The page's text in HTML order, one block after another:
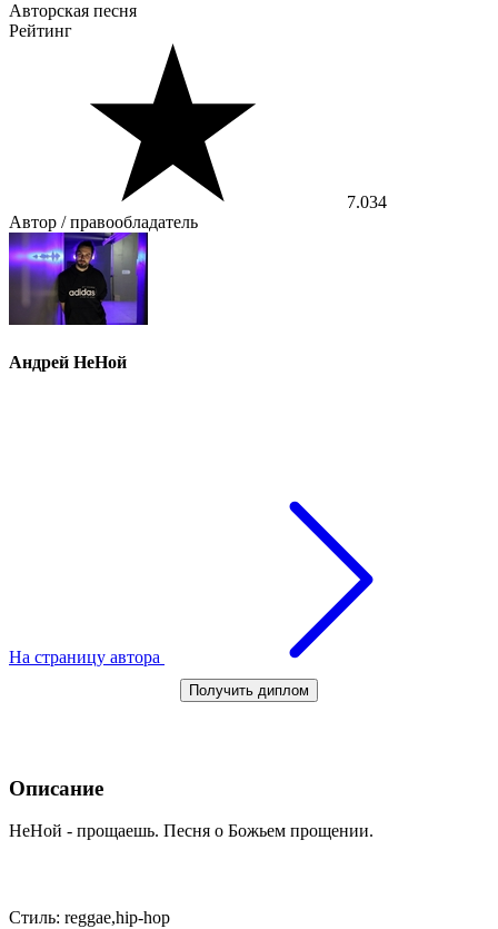
Авторская песня
Рейтинг
7.034
Автор / правообладатель
Андрей НеНой
На страницу автора
Получить диплом
Описание
НеНой - прощаешь. Песня о Божьем прощении.
Стиль: reggae,hip-hop